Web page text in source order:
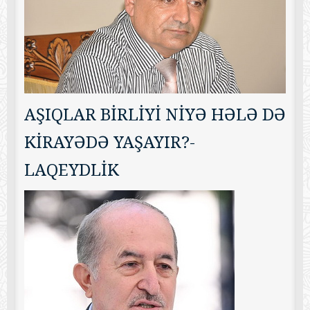
AŞIQLAR BİRLİYİ NİYƏ HƏLƏ DƏ
KİRAYƏDƏ YAŞAYIR?-
LAQEYDLİK